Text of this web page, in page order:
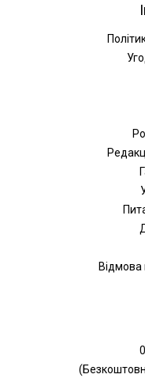
Відмова